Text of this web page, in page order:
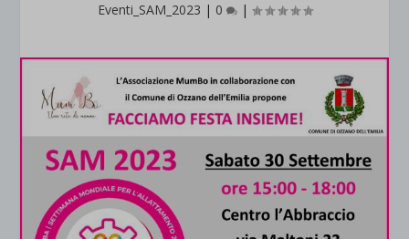
Eventi_SAM_2023 | 0 |